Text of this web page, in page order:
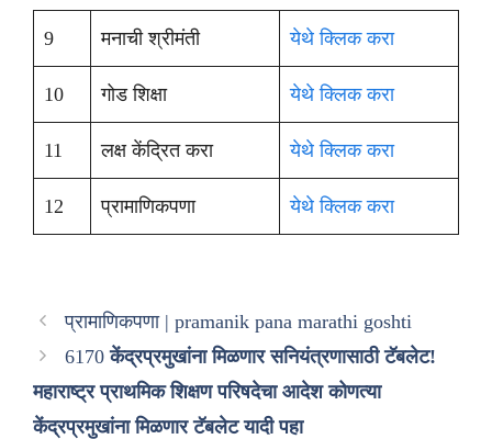
9 मनाची श्रीमंती येथे क्लिक करा
10 गोड शिक्षा येथे क्लिक करा
11 लक्ष केंद्रित करा येथे क्लिक करा
12 प्रामाणिकपणा येथे क्लिक करा
प्रामाणिकपणा | pramanik pana marathi goshti
6170केंद्रप्रमुखांना मिळणार सनियंत्रणासाठी टॅबलेट!
महाराष्ट्र प्राथमिक शिक्षण परिषदेचा आदेश कोणत्या
केंद्रप्रमुखांना मिळणार टॅबलेट यादी पहा